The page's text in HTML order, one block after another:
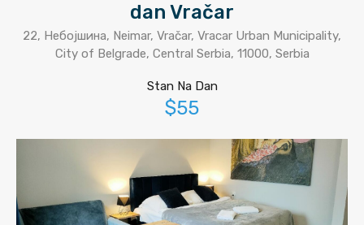
dan Vračar
22, Небојшина, Neimar, Vračar, Vracar Urban Municipality,
City of Belgrade, Central Serbia, 11000, Serbia
Stan Na Dan
$55